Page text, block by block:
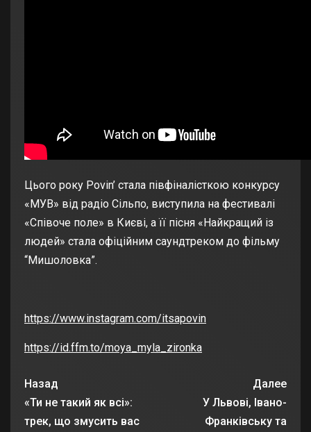
Цього року Povin’ стала півфіналісткою конкурсу
«МУВ» від радіо Сільпо, виступила на фестивалі
«Співоче поле» в Києві, а її пісня «Найкращий із
людей» стала офіційним саундтреком до фільму
“Мишоловка”.
https://www.instagram.com/itsapovin
https://id.ffm.to/moya_myla_zironka
Назад
«Ти не такий як всі»:
трек, що змусить вас
Далее
У Львові, Івано-
Франківську та